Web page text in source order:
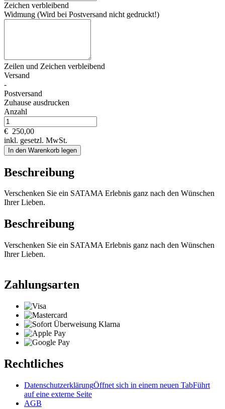
Zeichen verbleibend
Widmung (Wird bei Postversand nicht gedruckt!)
Zeilen und Zeichen verbleibend
Versand
-
Postversand
Zuhause ausdrucken
Anzahl
€ 250,00
inkl. gesetzl. MwSt.
In den Warenkorb legen
Beschreibung
Verschenken Sie ein SATAMA Erlebnis ganz nach den Wünschen
Ihrer Lieben.
Beschreibung
Verschenken Sie ein SATAMA Erlebnis ganz nach den Wünschen
Ihrer Lieben.
Zahlungsarten
Rechtliches
DatenschutzerklärungÖffnet sich in einem neuen TabFührt
auf eine externe Seite
AGB